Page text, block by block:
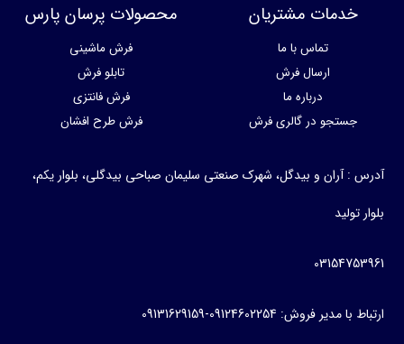
خدمات مشتریان
تماس با ما
ارسال فرش
درباره ما
جستجو در گالری فرش
محصولات پرسان پارس
فرش ماشینی
تابلو فرش
فرش فانتزی
فرش طرح افشان
آدرس : آران و بیدگل، شهرک صنعتی سلیمان صباحی بیدگلی، بلوار یکم،
بلوار تولید
03154753961
ارتباط با مدیر فروش: 09124602254-09131629159